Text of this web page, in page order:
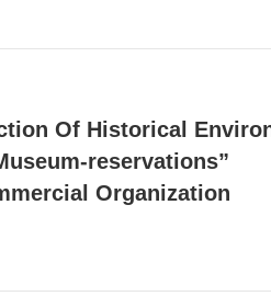
Of Historical
reservations”
Organization